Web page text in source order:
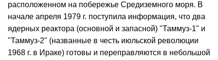
расположенном на побережье Средиземного моря. В
начале апреля 1979 г. поступила информация, что два
ядерных реактора (основной и запасной) "Таммуз-1" и
"Таммуз-2" (названные в честь июльской революции
1968 г. в Ираке) готовы и переправляются в небольшой